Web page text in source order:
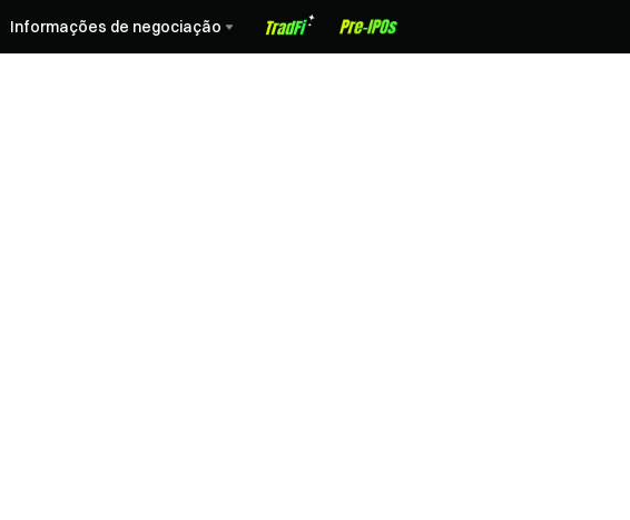
Informações de negociação